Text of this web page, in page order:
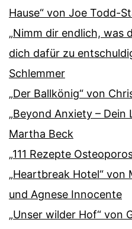
Hause“ von Joe Todd-
„Nimm dir endlich, was
dich dafür zu
Schlemmer
„Der Ballkönig“ von
„Beyond Anxiety – Dein
Martha Beck
„111 Rezepte
„Heartbreak Hotel“ von
und Agnese Innocente
„Unser wilder Hof“ von